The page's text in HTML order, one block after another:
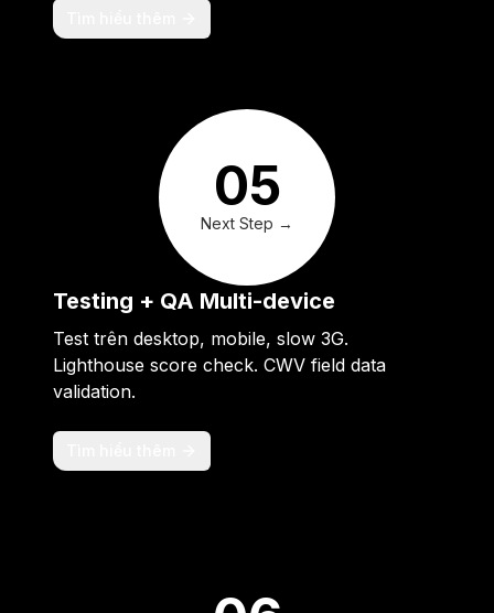
05
Next Step →
Testing + QA Multi-device
Test trên desktop, mobile, slow 3G.
Lighthouse score check. CWV field data
validation.